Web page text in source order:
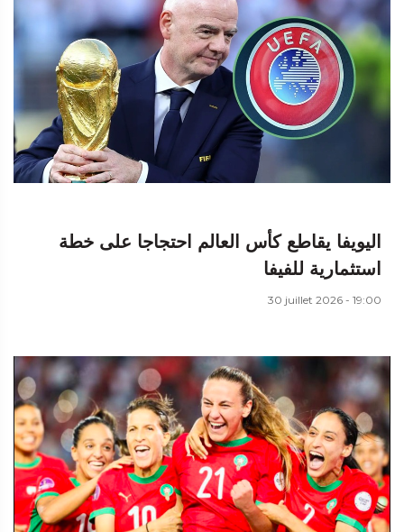
اليويفا يقاطع كأس العالم احتجاجا على خطة
استثمارية للفيفا
30 juillet 2026 - 19:00